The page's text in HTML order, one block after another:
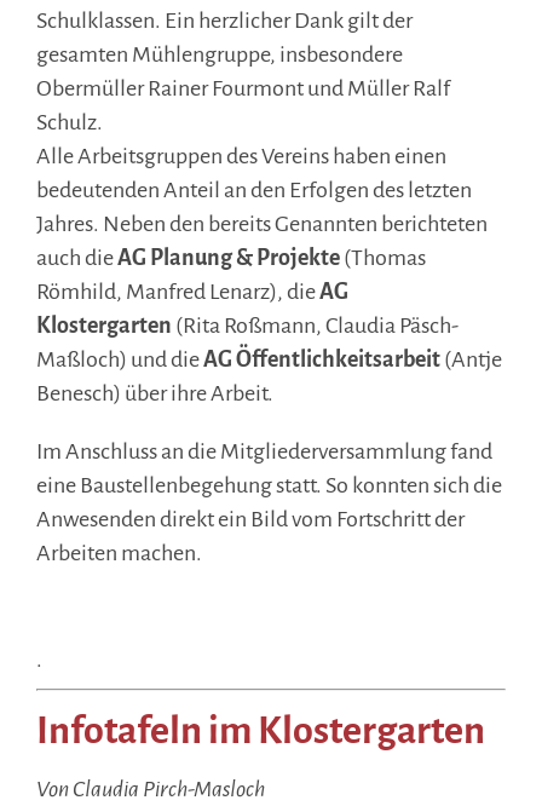
Schulklassen. Ein herzlicher Dank gilt der
gesamten Mühlengruppe, insbesondere
Obermüller Rainer Fourmont und Müller Ralf
Schulz.
Alle Arbeitsgruppen des Vereins haben einen
bedeutenden Anteil an den Erfolgen des letzten
Jahres. Neben den bereits Genannten berichteten
auch dieAG Planung & Projekte(Thomas
Römhild, Manfred Lenarz), dieAG
Klostergarten (Rita Roßmann, Claudia Päsch-
Maßloch) und dieAG Öffentlichkeitsarbeit(Antje
Benesch) über ihre Arbeit.
Im Anschluss an die Mitgliederversammlung fand
eine Baustellenbegehung statt. So konnten sich die
Anwesenden direkt ein Bild vom Fortschritt der
Arbeiten machen.
.
Infotafeln im Klostergarten
Von Claudia Pirch-Masloch